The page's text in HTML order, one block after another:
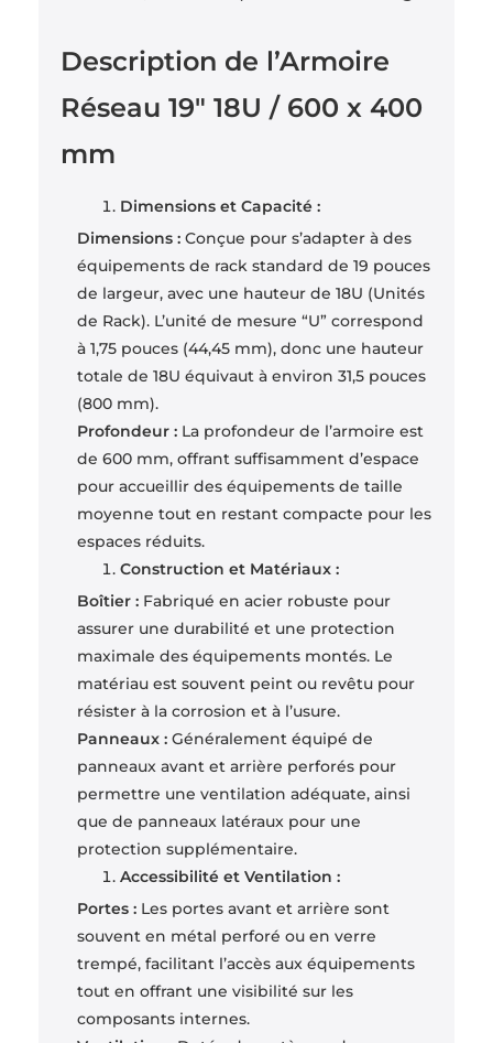
Description de l’Armoire
Réseau 19″ 18U / 600 x 400
mm
Dimensions et Capacité :
Dimensions :Conçue pour s’adapter à des
équipements de rack standard de 19 pouces
de largeur, avec une hauteur de 18U (Unités
de Rack). L’unité de mesure “U” correspond
à 1,75 pouces (44,45 mm), donc une hauteur
totale de 18U équivaut à environ 31,5 pouces
(800 mm).
Profondeur :La profondeur de l’armoire est
de 600 mm, offrant suffisamment d’espace
pour accueillir des équipements de taille
moyenne tout en restant compacte pour les
espaces réduits.
Construction et Matériaux :
Boîtier :Fabriqué en acier robuste pour
assurer une durabilité et une protection
maximale des équipements montés. Le
matériau est souvent peint ou revêtu pour
résister à la corrosion et à l’usure.
Panneaux :Généralement équipé de
panneaux avant et arrière perforés pour
permettre une ventilation adéquate, ainsi
que de panneaux latéraux pour une
protection supplémentaire.
Accessibilité et Ventilation :
Portes :Les portes avant et arrière sont
souvent en métal perforé ou en verre
trempé, facilitant l’accès aux équipements
tout en offrant une visibilité sur les
composants internes.